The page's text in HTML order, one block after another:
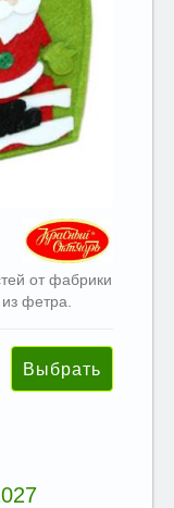
от фабрики
фетра.